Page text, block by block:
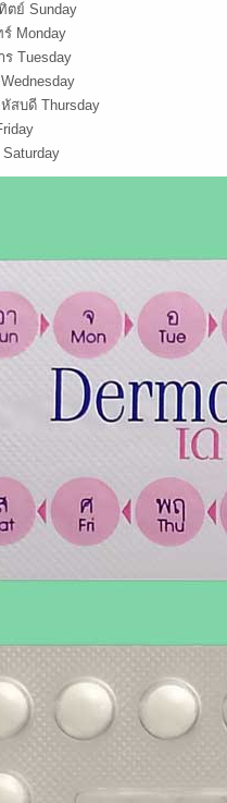
ตย์ Sunday
Monday
Tuesday
สบดี Thursday